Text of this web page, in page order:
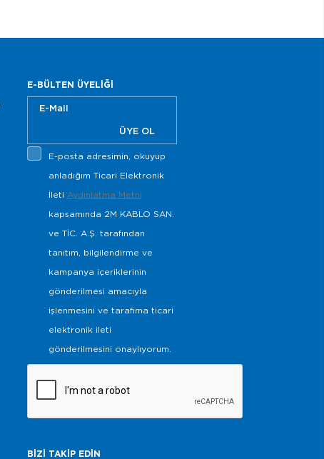
E-BÜLTEN ÜYELİĞİ
ÜYE OL
E-posta adresimin, okuyup
anladığım Ticari Elektronik
İleti Aydınlatma Metni
kapsamında 2M KABLO SAN.
ve TİC. A.Ş. tarafından
tanıtım, bilgilendirme ve
kampanya içeriklerinin
gönderilmesi amacıyla
işlenmesini ve tarafıma ticari
elektronik ileti
gönderilmesini onaylıyorum.
BİZİ TAKİP EDİN